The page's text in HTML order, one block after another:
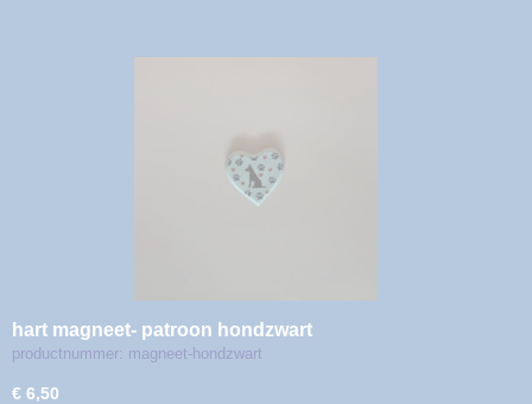
hart magneet- patroon hondzwart
productnummer: magneet-hondzwart
€ 6,50